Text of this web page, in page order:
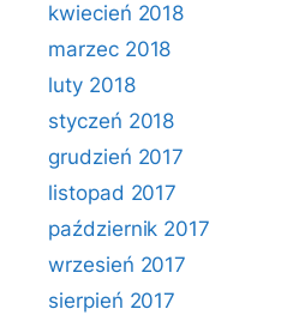
kwiecień 2018
marzec 2018
luty 2018
styczeń 2018
grudzień 2017
listopad 2017
październik 2017
wrzesień 2017
sierpień 2017